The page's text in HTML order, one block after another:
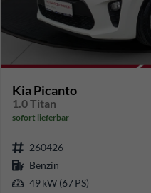
Kia Picanto
1.0 Titan
sofort lieferbar
260426
Benzin
49 kW (67 PS)